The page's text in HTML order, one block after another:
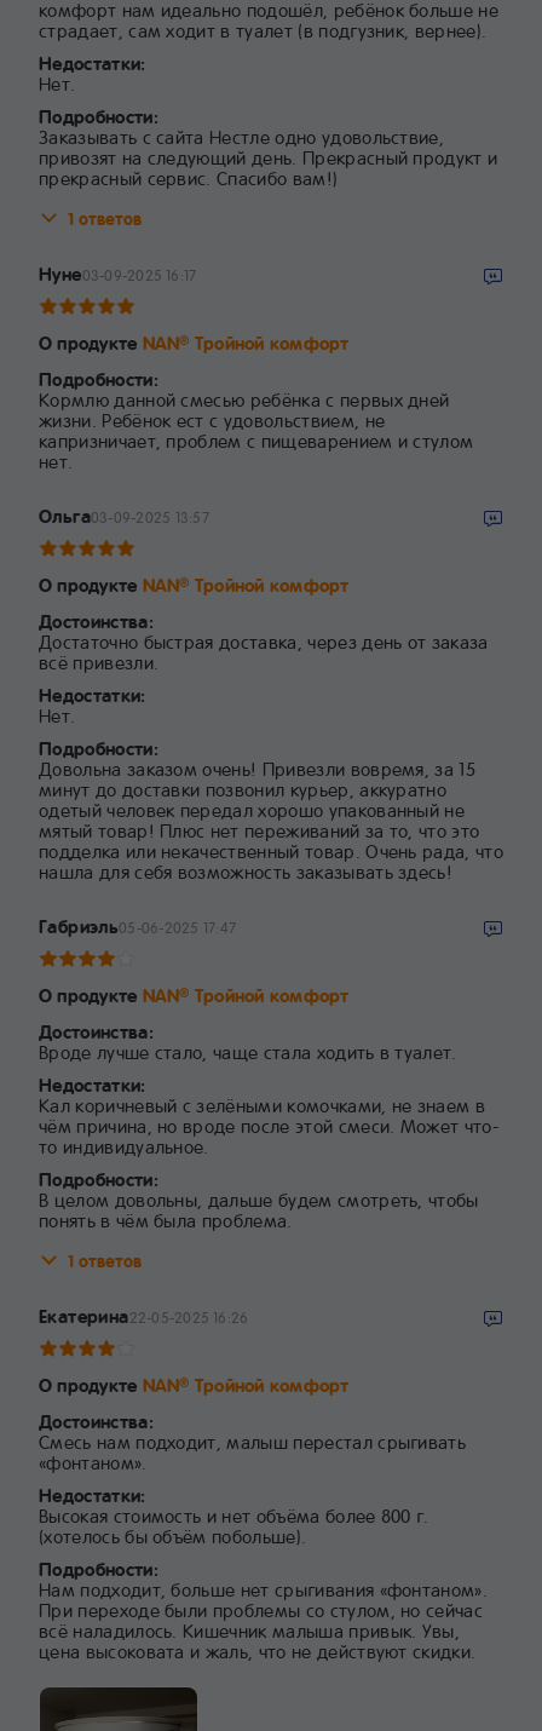
комфорт нам идеально подошёл, ребёнок больше не
страдает, сам ходит в туалет (в подгузник, вернее).
Недостатки:
Нет.
Подробности:
Заказывать с сайта Нестле одно удовольствие,
привозят на следующий день. Прекрасный продукт и
прекрасный сервис. Спасибо вам!)
1 ответов
Нуне03-09-2025 16:17
О продукте NAN® Тройной комфорт
Подробности:
Кормлю данной смесью ребёнка с первых дней
жизни. Ребёнок ест с удовольствием, не
капризничает, проблем с пищеварением и стулом
нет.
Ольга03-09-2025 13:57
О продукте NAN® Тройной комфорт
Достоинства:
Достаточно быстрая доставка, через день от заказа
всё привезли.
Недостатки:
Нет.
Подробности:
Довольна заказом очень! Привезли вовремя, за 15
минут до доставки позвонил курьер, аккуратно
одетый человек передал хорошо упакованный не
мятый товар! Плюс нет переживаний за то, что это
подделка или некачественный товар. Очень рада, что
нашла для себя возможность заказывать здесь!
Габриэль05-06-2025 17:47
О продукте NAN® Тройной комфорт
Достоинства:
Вроде лучше стало, чаще стала ходить в туалет.
Недостатки:
Кал коричневый с зелёными комочками, не знаем в
чём причина, но вроде после этой смеси. Может что-
то индивидуальное.
Подробности:
В целом довольны, дальше будем смотреть, чтобы
понять в чём была проблема.
1 ответов
Екатерина22-05-2025 16:26
О продукте NAN® Тройной комфорт
Достоинства:
Смесь нам подходит, малыш перестал срыгивать
«фонтаном».
Недостатки:
Высокая стоимость и нет объёма более 800 г.
(хотелось бы объём побольше).
Подробности:
Нам подходит, больше нет срыгивания «фонтаном».
При переходе были проблемы со стулом, но сейчас
всё наладилось. Кишечник малыша привык. Увы,
цена высоковата и жаль, что не действуют скидки.